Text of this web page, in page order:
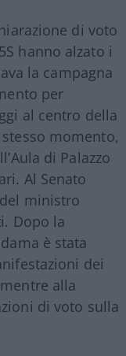
di voto
hanno alzato i
la campagna
per
al centro della
momento,
di Palazzo
Al Senato
ministro
Dopo la
è stata
dei
alla
di voto sulla